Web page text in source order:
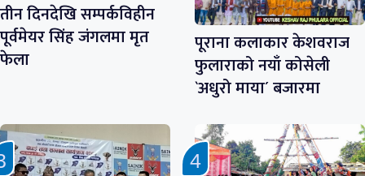
तीन दिनदेखि सम्पर्कविहीन
पूर्वमेयर सिंह जंगलमा मृत
फेला
पूराना कलाकार केशवराज
फुलाराको नयाँ कोसेली
`अधुरो माया´ बजारमा